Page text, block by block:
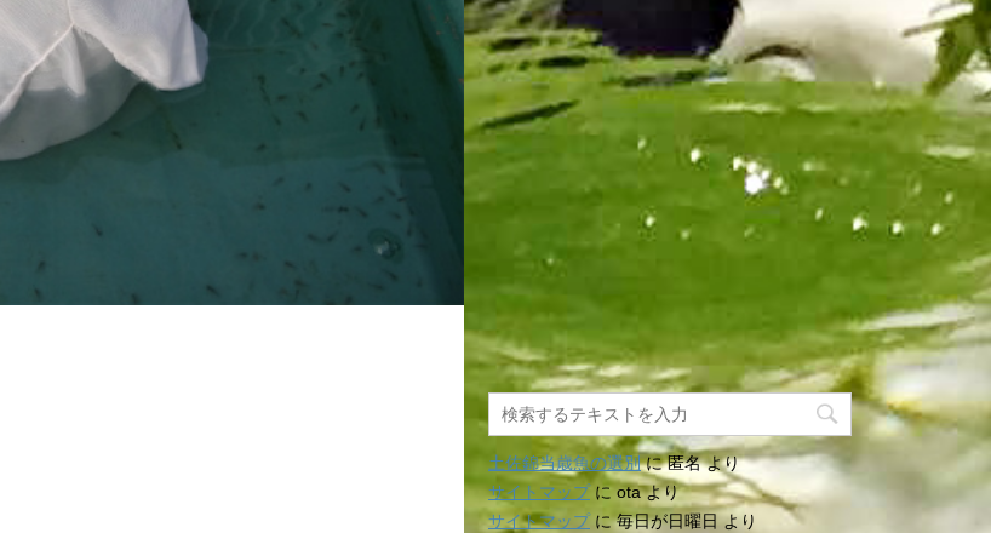
土佐錦当歳魚の選別に匿名より
サイトマップにotaより
サイトマップに毎日が日曜日より